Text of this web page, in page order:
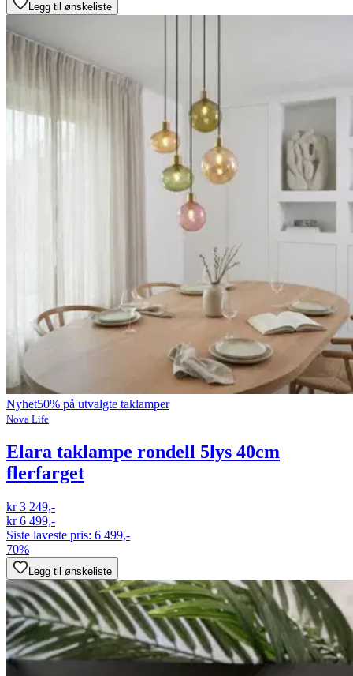
Legg til ønskeliste
Nyhet50% på utvalgte taklamper
Nova Life
Elara taklampe rondell 5lys 40cm
flerfarget
kr 3 249,-
kr 6 499,-
Siste laveste pris: 6 499,-
70%
Legg til ønskeliste